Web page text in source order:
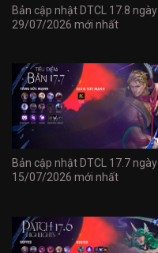
Bản cập nhật DTCL 17.8 ngày
29/07/2026 mới nhất
Bản cập nhật DTCL 17.7 ngày
15/07/2026 mới nhất